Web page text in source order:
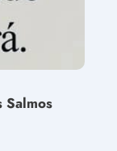
Salmos